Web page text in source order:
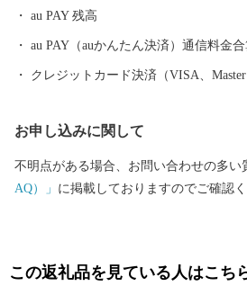
に、「新幹線生みの親」十河信二氏ゆか
の鉄道博物館「四国鉄道文化館」があり
介する記念館や観光案内、物産販売を行
AIJO」は、スポーツクライミングの競技
OC（公益財団法人日本オリンピック委
企業から募った資金を市民活動に役立て
au PAY 残高
au PAY（auかんたん決済）通信料金
クレジットカード決済（VISA、Master
お申し込みに関して
不明点がある場合、お問い合わせの多い
AQ）」 に掲載しておりますのでご確認く
この返礼品を見ている人はこち